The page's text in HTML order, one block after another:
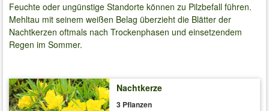
Feuchte oder ungünstige Standorte können zu Pilzbefall führen.
Mehltau mit seinem weißen Belag überzieht die Blätter der
Nachtkerzen oftmals nach Trockenphasen und einsetzendem
Regen im Sommer.
Nachtkerze
3 Pflanzen